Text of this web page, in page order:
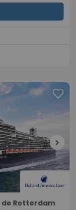
favorite
chevron_right
de Rotterdam